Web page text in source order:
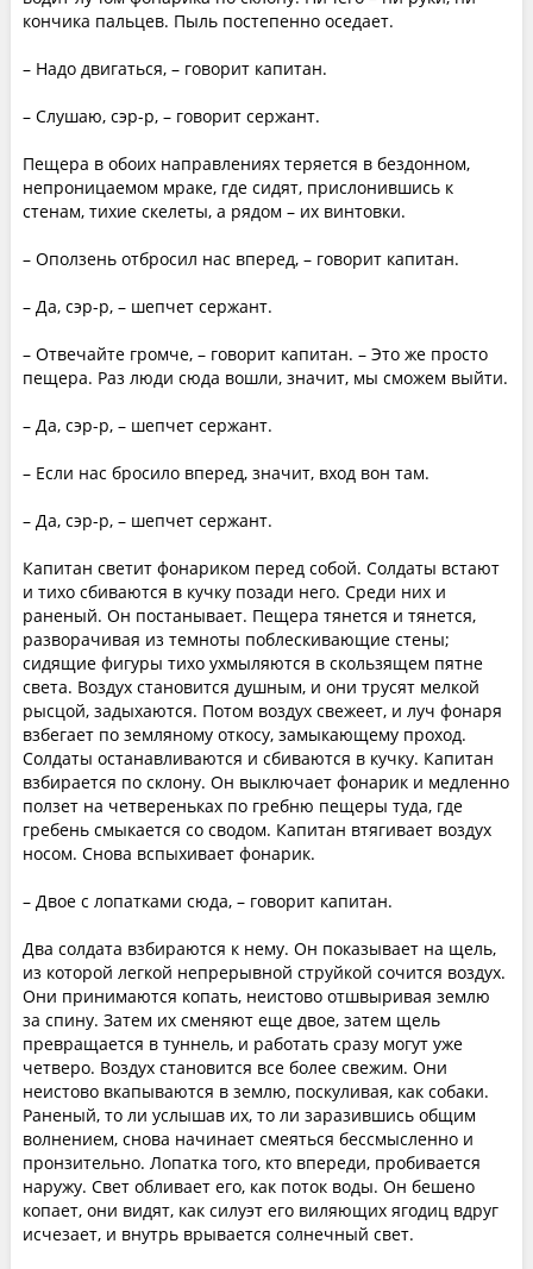
кончика пальцев. Пыль постепенно оседает.
– Надо двигаться, – говорит капитан.
– Слушаю, сэр-р, – говорит сержант.
Пещера в обоих направлениях теряется в бездонном,
непроницаемом мраке, где сидят, прислонившись к
стенам, тихие скелеты, а рядом – их винтовки.
– Оползень отбросил нас вперед, – говорит капитан.
– Да, сэр-р, – шепчет сержант.
– Отвечайте громче, – говорит капитан. – Это же просто
пещера. Раз люди сюда вошли, значит, мы сможем выйти.
– Да, сэр-р, – шепчет сержант.
– Если нас бросило вперед, значит, вход вон там.
– Да, сэр-р, – шепчет сержант.
Капитан светит фонариком перед собой. Солдаты встают
и тихо сбиваются в кучку позади него. Среди них и
раненый. Он постанывает. Пещера тянется и тянется,
разворачивая из темноты поблескивающие стены;
сидящие фигуры тихо ухмыляются в скользящем пятне
света. Воздух становится душным, и они трусят мелкой
рысцой, задыхаются. Потом воздух свежеет, и луч фонаря
взбегает по земляному откосу, замыкающему проход.
Солдаты останавливаются и сбиваются в кучку. Капитан
взбирается по склону. Он выключает фонарик и медленно
ползет на четвереньках по гребню пещеры туда, где
гребень смыкается со сводом. Капитан втягивает воздух
носом. Снова вспыхивает фонарик.
– Двое с лопатками сюда, – говорит капитан.
Два солдата взбираются к нему. Он показывает на щель,
из которой легкой непрерывной струйкой сочится воздух.
Они принимаются копать, неистово отшвыривая землю
за спину. Затем их сменяют еще двое, затем щель
превращается в туннель, и работать сразу могут уже
четверо. Воздух становится все более свежим. Они
неистово вкапываются в землю, поскуливая, как собаки.
Раненый, то ли услышав их, то ли заразившись общим
волнением, снова начинает смеяться бессмысленно и
пронзительно. Лопатка того, кто впереди, пробивается
наружу. Свет обливает его, как поток воды. Он бешено
копает, они видят, как силуэт его виляющих ягодиц вдруг
исчезает, и внутрь врывается солнечный свет.